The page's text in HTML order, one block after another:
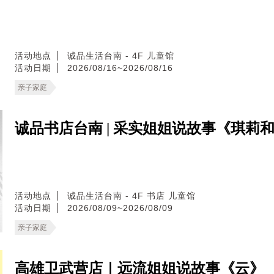
活动地点
诚品生活台南 - 4F 儿童馆
活动日期
2026/08/16~2026/08/16
亲子家庭
诚品书店台南 | 采实姐姐说故事《琪莉
活动地点
诚品生活台南 - 4F 书店 儿童馆
活动日期
2026/08/09~2026/08/09
亲子家庭
高雄卫武营店｜远流姐姐说故事《云》